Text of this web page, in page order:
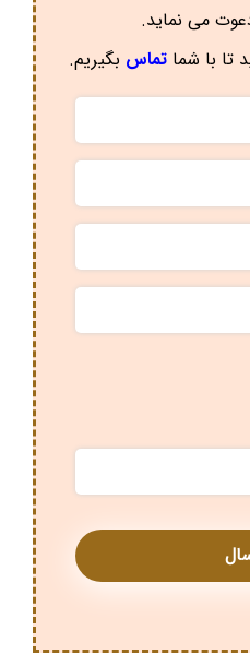
می نماید.
تا با شماتماس بگیریم.